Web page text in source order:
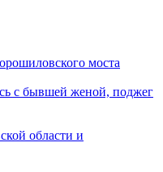
моста
с бывшей женой, поджег
области и